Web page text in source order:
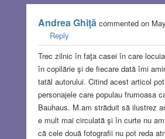
Andrea Ghiţă commented on
Reply
Trec zilnic în faţa casei în care
în copilărie şi de fiecare dată îmi
tatăl autorului. Citind acest articol
personajele care populau frumoasa
Bauhaus. M.am străduit să ilustrez
e mult mai circulată şi în curte nu
că cele două fotografii nu pot reda